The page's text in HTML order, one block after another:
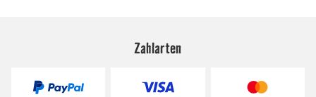
Zahlarten